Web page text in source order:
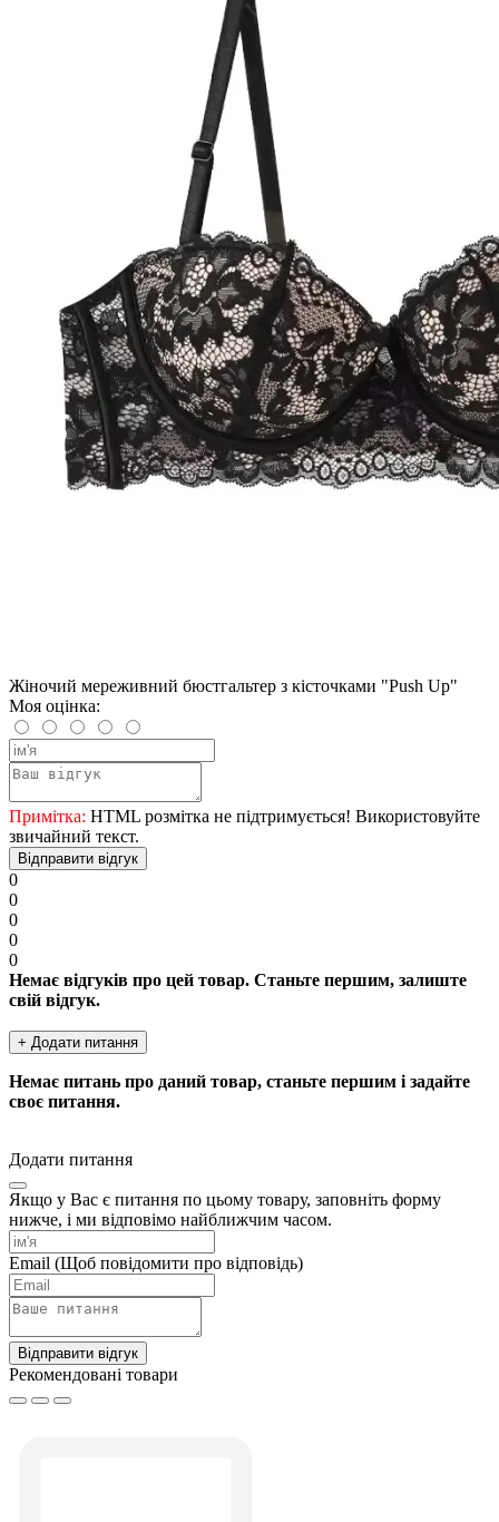
Жіночий мереживний бюстгальтер з кісточками "Push Up"
Моя оцінка:
Примітка: HTML розмітка не підтримується! Використовуйте
звичайний текст.
Відправити відгук
0
0
0
0
0
Немає відгуків про цей товар. Станьте першим, залиште
свій відгук.
+ Додати питання
Немає питань про даний товар, станьте першим і задайте
своє питання.
Додати питання
Якщо у Вас є питання по цьому товару, заповніть форму
нижче, і ми відповімо найближчим часом.
Email (Щоб повідомити про відповідь)
Відправити відгук
Рекомендовані товари